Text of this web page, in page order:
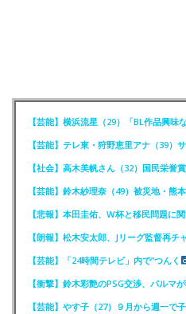
【芸能】テレ東・狩野恵里アナ（39）
【社会】高木美帆さん（32）国民栄誉
【芸能】鈴木紗理奈（49）被災地・熊
【悲報】本田圭佑、W杯と移民問題に
【芸能】「24時間テレビ」内で”つんく
【衝撃】鈴木彩艶のPSG交渉、パルマ
【芸能】やす子（27）９月から週一で